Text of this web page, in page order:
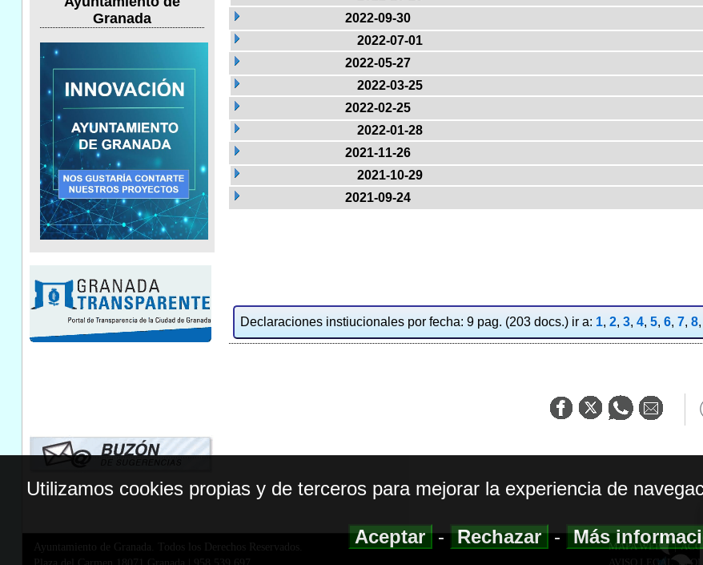
Granada
2022-09-30
2022-07-01
2022-05-27
2022-03-25
2022-02-25
2022-01-28
2021-11-26
2021-10-29
2021-09-24
Declaraciones instiucionales por fecha: 9 pag. (203 docs.) ir a: 1, 2, 3, 4, 5, 6, 7, 8,
Ayuntamiento de Granada. Todos los Derechos Reservados.
MAPA WEB|
AVISO LEGAL|
Utilizamos cookies propias y de terceros para mejorar la experiencia de
Aceptar-Rechazar-Más